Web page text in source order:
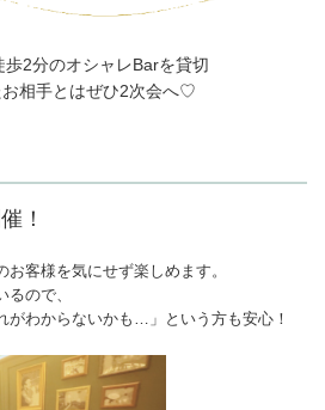
歩2分のオシャレBarを貸切
相手とはぜひ2次会へ♡
！
客様を気にせず楽しめます。
るので、
がわからないかも…」という方も安心！